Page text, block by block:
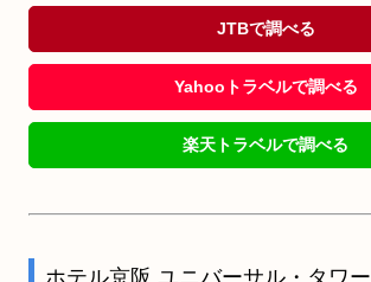
JTBで調べる
Yahooトラベルで調べる
楽天トラベルで調べる